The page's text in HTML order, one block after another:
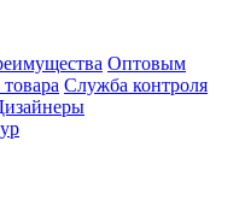
Оптовым
Служба контроля